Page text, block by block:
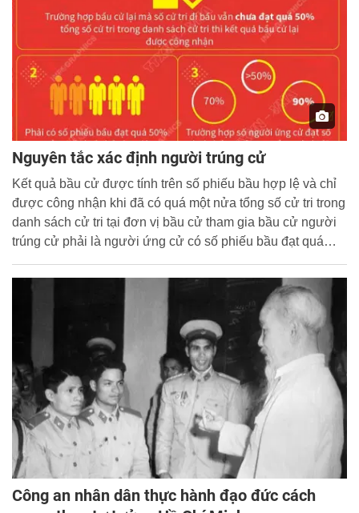
Nguyên tắc xác định người trúng cử
Kết quả bầu cử được tính trên số phiếu bầu hợp lệ và chỉ
được công nhận khi đã có quá một nửa tổng số cử tri trong
danh sách cử tri tại đơn vị bầu cử tham gia bầu cử người
trúng cử phải là người ứng cử có số phiếu bầu đạt quá
Công an nhân dân thực hành đạo đức cách